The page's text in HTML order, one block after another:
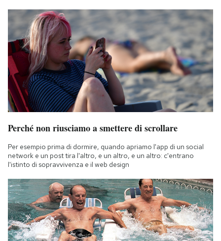
Perché non riusciamo a smettere di scrollare
Per esempio prima di dormire, quando apriamo l'app di un social
network e un post tira l'altro, e un altro, e un altro: c'entrano
l'istinto di sopravvivenza e il web design